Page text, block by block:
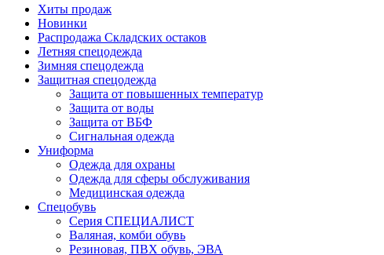
Хиты продаж
Новинки
Распродажа Складских остаков
Летняя спецодежда
Зимняя спецодежда
Защитная спецодежда
Защита от повышенных температур
Защита от воды
Защита от ВБФ
Сигнальная одежда
Униформа
Одежда для охраны
Одежда для сферы обслуживания
Медицинская одежда
Спецобувь
Серия СПЕЦИАЛИСТ
Валяная, комби обувь
Резиновая, ПВХ обувь, ЭВА